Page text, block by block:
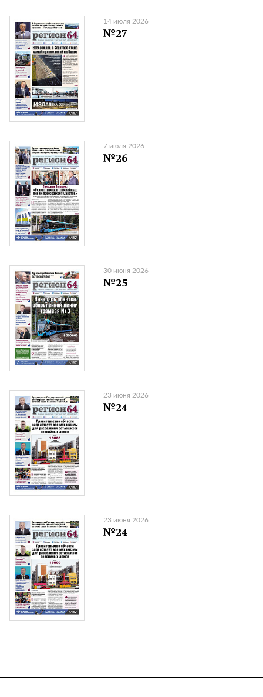
14 июля 2026
№27
7 июля 2026
№26
30 июня 2026
№25
23 июня 2026
№24
23 июня 2026
№24